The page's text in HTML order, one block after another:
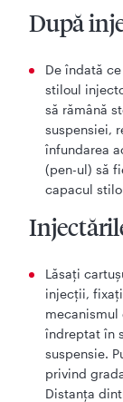
După
De îndată
stiloul
să rămână
suspensiei,
înfundarea
(pen-ul) să
capacul
Lăsaţi
injecții,
îndreptat în
suspensie.
privind
Distanţa